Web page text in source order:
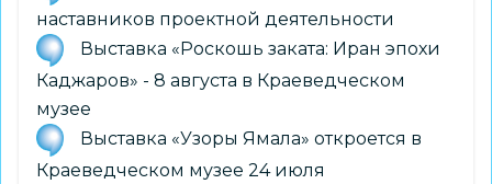
наставников проектной деятельности
Выставка «Роскошь заката: Иран эпохи
Каджаров» - 8 августа в Краеведческом
музее
Выставка «Узоры Ямала» откроется в
Краеведческом музее 24 июля